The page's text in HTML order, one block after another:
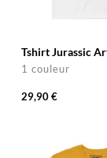
Tshirt Jurassic
1 couleur
29,90 €